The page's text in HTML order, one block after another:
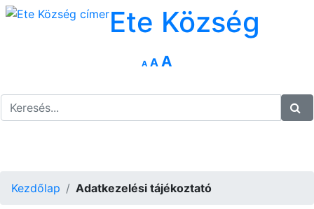
Ete Község
A
Decrease
font
A Reset
size.
A
Kezdőlap Adatkezelési tájékoztató